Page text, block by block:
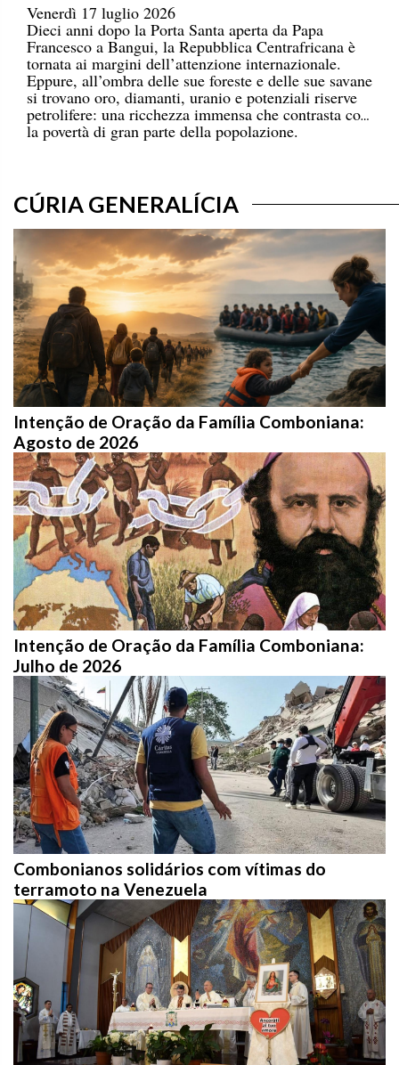
Venerdì 17 luglio 2026
Dieci anni dopo la Porta Santa aperta da Papa
Francesco a Bangui, la Repubblica Centrafricana è
tornata ai margini dell’attenzione internazionale.
Eppure, all’ombra delle sue foreste e delle sue savane
si trovano oro, diamanti, uranio e potenziali riserve
petrolifere: una ricchezza immensa che contrasta con
la povertà di gran parte della popolazione.
CÚRIA GENERALÍCIA
Intenção de Oração da Família Comboniana:
Agosto de 2026
Intenção de Oração da Família Comboniana:
Julho de 2026
Combonianos solidários com vítimas do
terramoto na Venezuela